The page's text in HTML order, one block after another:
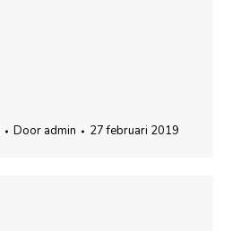
Door admin 27 februari 2019